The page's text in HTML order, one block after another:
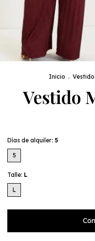
Inicio .
Vestido
Días de alquiler: 5
5
Talle: L
L